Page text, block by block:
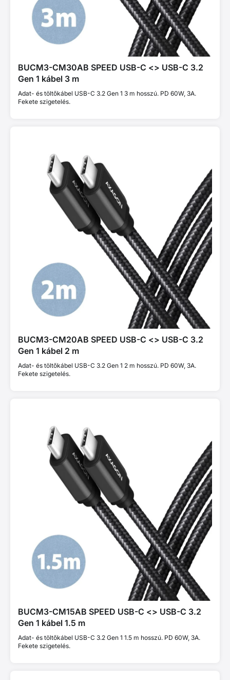
BUCM3-CM30AB SPEED USB-C <> USB-C 3.2
Gen 1 kábel 3 m
Adat- és töltőkábel USB-C 3.2 Gen 1 3 m hosszú. PD 60W, 3A.
Fekete szigetelés.
BUCM3-CM20AB SPEED USB-C <> USB-C 3.2
Gen 1 kábel 2 m
Adat- és töltőkábel USB-C 3.2 Gen 1 2 m hosszú. PD 60W, 3A.
Fekete szigetelés.
BUCM3-CM15AB SPEED USB-C <> USB-C 3.2
Gen 1 kábel 1.5 m
Adat- és töltőkábel USB-C 3.2 Gen 1 1.5 m hosszú. PD 60W, 3A.
Fekete szigetelés.